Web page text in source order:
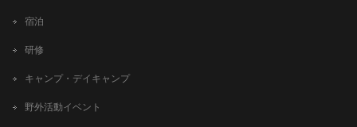
宿泊
研修
キャンプ・デイキャンプ
野外活動イベント